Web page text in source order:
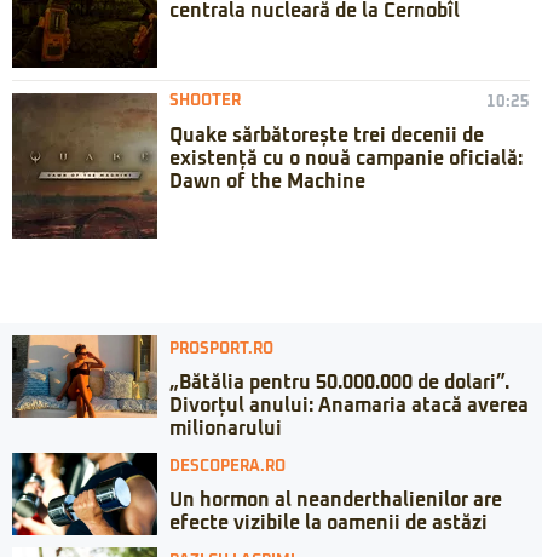
centrala nucleară de la Cernobîl
SHOOTER 10:25
Quake sărbătorește trei decenii de
existență cu o nouă campanie oficială:
Dawn of the Machine
PROSPORT.RO
„Bătălia pentru 50.000.000 de dolari”.
Divorțul anului: Anamaria atacă averea
milionarului
DESCOPERA.RO
Un hormon al neanderthalienilor are
efecte vizibile la oamenii de astăzi